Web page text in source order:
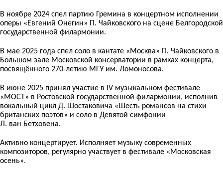
В ноябре 2024 спел партию Гремина в концертном исполнении
оперы «Евгений Онегин» П. Чайковского на сцене Белгородской
государственной филармонии.
В мае 2025 года спел соло в кантате «Москва» П. Чайковского в
Большом зале Московской консерватории в рамках концерта,
посвящённого 270-летию МГУ им. Ломоносова.
В июне 2025 принял участие в IV музыкальном фестивале
«МОСТ» в Ростовской государственной филармонии, исполнив
вокальный цикл Д. Шостаковича «Шесть романсов на стихи
британских поэтов» и соло в Девятой симфонии
Л. ван Бетховена.
Активно концертирует. Исполняет музыку современных
композиторов, регулярно участвует в фестивале «Московская
осень».